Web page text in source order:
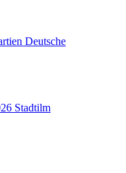
Deutsche
Stadtilm